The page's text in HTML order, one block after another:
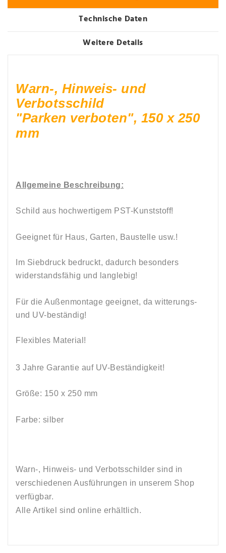
Technische Daten
Weitere Details
Warn-, Hinweis- und
Verbotsschild
"Parken verboten", 150 x 250
mm
Allgemeine Beschreibung:
Schild aus hochwertigem PST-Kunststoff!
Geeignet für Haus, Garten, Baustelle usw.!
Im Siebdruck bedruckt, dadurch besonders
widerstandsfähig und langlebig!
Für die Außenmontage geeignet, da witterungs-
und UV-beständig!
Flexibles Material!
3 Jahre Garantie auf UV-Beständigkeit!
Größe: 150 x 250 mm
Farbe: silber
Warn-, Hinweis- und Verbotsschilder sind in
verschiedenen Ausführungen in unserem Shop
verfügbar.
Alle Artikel sind online erhältlich.